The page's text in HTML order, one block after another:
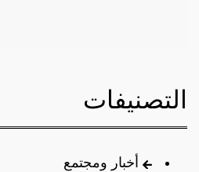
التصنيفات
أخبار ومجتمع